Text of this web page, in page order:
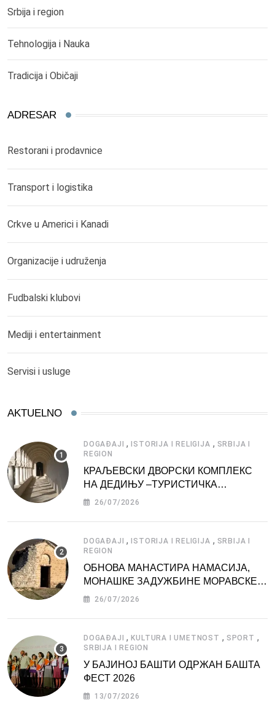
Srbija i region
Tehnologija i Nauka
Tradicija i Običaji
ADRESAR
Restorani i prodavnice
Transport i logistika
Crkve u Americi i Kanadi
Organizacije i udruženja
Fudbalski klubovi
Mediji i entertainment
Servisi i usluge
AKTUELNO
DOGAĐAJI , ISTORIJA I RELIGIJA , SRBIJA I
REGION
КРАЉЕВСКИ ДВОРСКИ КОМПЛЕКС
НА ДЕДИЊУ –ТУРИСТИЧКА
АТРАКЦИЈА
26/07/2026
DOGAĐAJI , ISTORIJA I RELIGIJA , SRBIJA I
REGION
ОБНОВА МАНАСТИРА НАМАСИЈА,
МОНАШКЕ ЗАДУЖБИНЕ МОРАВСКЕ
СРБИЈЕ
26/07/2026
DOGAĐAJI ,KULTURA I UMETNOST , SPORT ,
SRBIJA I REGION
У БАЈИНОЈ БАШТИ ОДРЖАН БАШТА
ФЕСТ 2026
13/07/2026